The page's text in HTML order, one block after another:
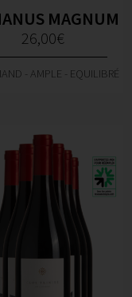
MAGNUM
26,00€
- AMPLE - EQUILIBRÉ